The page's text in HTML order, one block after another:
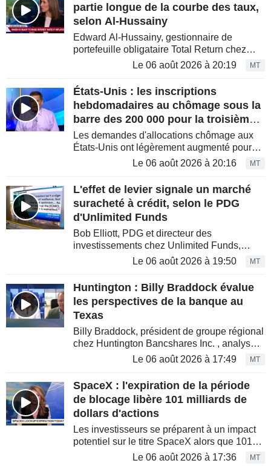
partie longue de la courbe des taux,
selon Al-Hussainy
Edward Al-Hussainy, gestionnaire de
portefeuille obligataire Total Return chez
Columbia Threadneedle, analyse les
la partie longue de la courbe des...
Le 06 août 2026 à 20:19 MT
États-Unis : les inscriptions
hebdomadaires au chômage sous la
barre des 200 000 pour la troisième
semaine consécutive
Les demandes d'allocations chômage aux
États-Unis ont légèrement augmenté pour
s'établir à 199 000 au cours de la semaine
Département du Travail...
Le 06 août 2026 à 20:16 MT
L'effet de levier signale un marché
suracheté à crédit, selon le PDG
d'Unlimited Funds
Bob Elliott, PDG et directeur des
investissements chez Unlimited Funds,
analyse l'engouement actuel du marché
conducteurs, qu'il qualifie de «...
Le 06 août 2026 à 19:50 MT
Huntington : Billy Braddock évalue
les perspectives de la banque au
Texas
Billy Braddock, président de groupe régional
chez Huntington Bancshares Inc. , analyse
les activités de l'institution au Texas suite à
également le...
Le 06 août 2026 à 17:49 MT
SpaceX : l'expiration de la période
de blocage libère 101 milliards de
dollars d'actions
Les investisseurs se préparent à un impact
potentiel sur le titre SpaceX alors que 101
milliards de dollars d'actions deviendront
Le 06 août 2026 à 17:36 MT